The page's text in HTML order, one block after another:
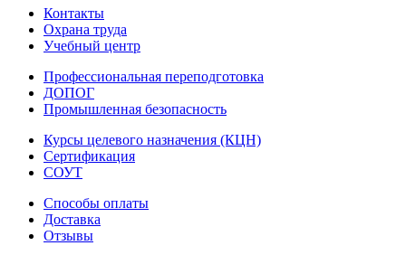
Контакты
Охрана труда
Учебный центр
Профессиональная переподготовка
ДОПОГ
Промышленная безопасность
Курсы целевого назначения (КЦН)
Сертификация
СОУТ
Способы оплаты
Доставка
Отзывы